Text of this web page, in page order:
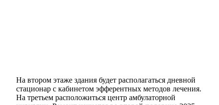
На втором этаже здания будет располагаться дневной
стационар с кабинетом эфферентных методов лечения.
На третьем расположиться центр амбулаторной